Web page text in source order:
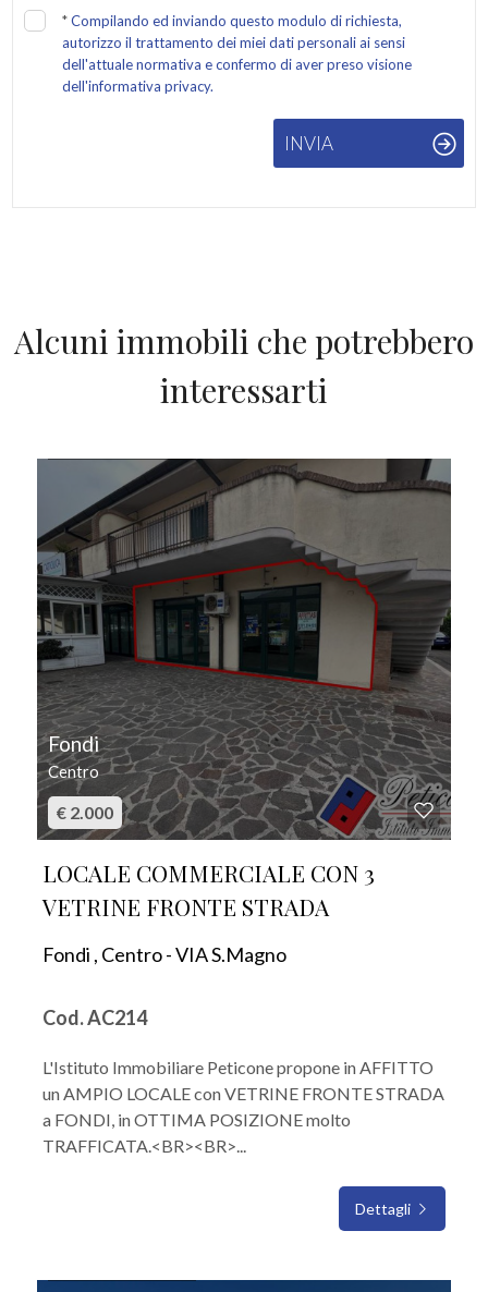
*Compilando ed inviando questo modulo di richiesta,
autorizzo il trattamento dei miei dati personali ai sensi
dell'attuale normativa e confermo di aver preso visione
dell'informativa privacy.
INVIA
Alcuni immobili che potrebbero
interessarti
Fondi
Centro
€ 2.000
LOCALE COMMERCIALE CON 3
VETRINE FRONTE STRADA
Fondi , Centro - VIA S.Magno
Cod. AC214
L'Istituto Immobiliare Peticone propone in AFFITTO
un AMPIO LOCALE con VETRINE FRONTE STRADA
a FONDI, in OTTIMA POSIZIONE molto
TRAFFICATA.<BR><BR>...
Dettagli